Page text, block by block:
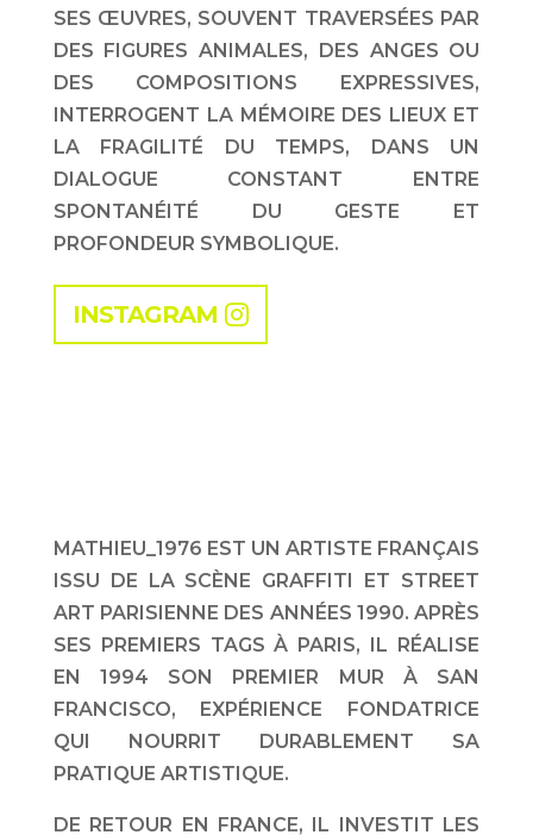
SES ŒUVRES, SOUVENT TRAVERSÉES PAR
DES FIGURES ANIMALES, DES ANGES OU
DES COMPOSITIONS EXPRESSIVES,
INTERROGENT LA MÉMOIRE DES LIEUX ET
LA FRAGILITÉ DU TEMPS, DANS UN
DIALOGUE CONSTANT ENTRE
SPONTANÉITÉ DU GESTE ET
PROFONDEUR SYMBOLIQUE.
INSTAGRAM
MATHIEU_1976 EST UN ARTISTE FRANÇAIS
ISSU DE LA SCÈNE GRAFFITI ET STREET
ART PARISIENNE DES ANNÉES 1990. APRÈS
SES PREMIERS TAGS À PARIS, IL RÉALISE
EN 1994 SON PREMIER MUR À SAN
FRANCISCO, EXPÉRIENCE FONDATRICE
QUI NOURRIT DURABLEMENT SA
PRATIQUE ARTISTIQUE.
DE RETOUR EN FRANCE, IL INVESTIT LES